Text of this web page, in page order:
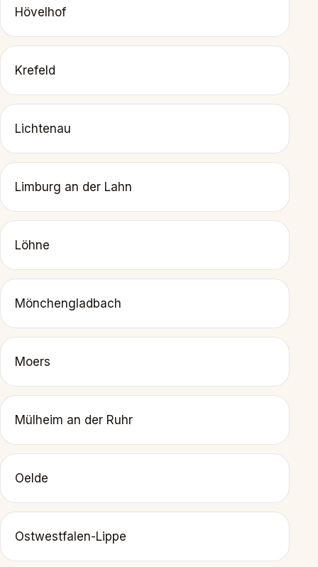
Hövelhof
Krefeld
Lichtenau
Limburg an der Lahn
Löhne
Mönchengladbach
Moers
Mülheim an der Ruhr
Oelde
Ostwestfalen-Lippe